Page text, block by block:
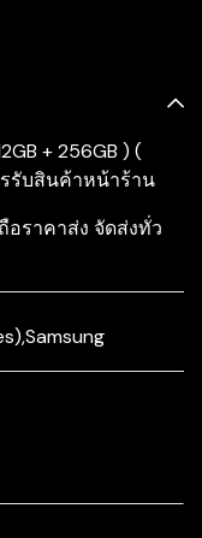
+ 256GB ) (
รรับสินค้าหน้าร้าน
อราคาส่ง จัดส่งทั่ว
,Samsung